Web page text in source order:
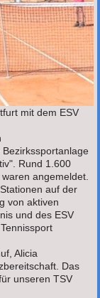
mit dem ESV
Rund 1.600
angemeldet.
auf der
von aktiven
und des ESV
Alicia
Das
unseren TSV